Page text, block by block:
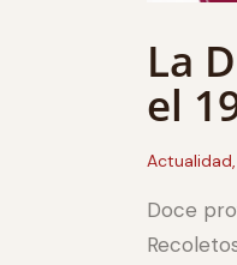
La
el
Actualidad,
Doce